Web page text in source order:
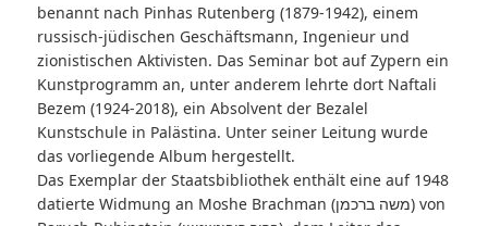
benannt nach Pinhas Rutenberg (1879-1942), einem
russisch-jüdischen Geschäftsmann, Ingenieur und
zionistischen Aktivisten. Das Seminar bot auf Zypern ein
Kunstprogramm an, unter anderem lehrte dort Naftali
Bezem (1924-2018), ein Absolvent der Bezalel
Kunstschule in Palästina. Unter seiner Leitung wurde
das vorliegende Album hergestellt.
Das Exemplar der Staatsbibliothek enthält eine auf 1948
datierte Widmung an Moshe Brachman (משה ברכמן) von